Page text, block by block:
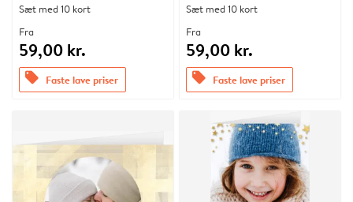
Sæt med 10 kort
Fra
59,00 kr.
offers Faste lave priser
Sæt med 10 kort
Fra
59,00 kr.
offers Faste lave priser